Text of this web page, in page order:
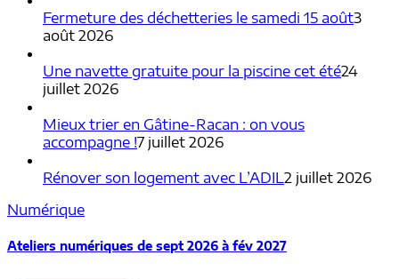
Fermeture des déchetteries le samedi 15 août3
août 2026
Une navette gratuite pour la piscine cet été24
juillet 2026
Mieux trier en Gâtine-Racan : on vous
accompagne !7 juillet 2026
Rénover son logement avec L’ADIL2 juillet 2026
Numérique
Ateliers numériques de sept 2026 à fév 2027